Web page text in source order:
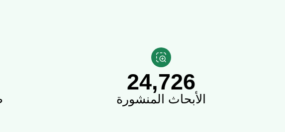
24,726
الأبحاث المنشورة
جامعة القصيم.. هي جامعة سعودية حكومية تقع في مدينة بريدة على مساحة قدرها 7.8 مليون م2، تشرف عليها وزارة التعليم السعودية.
تسعى للريادة الوطنية في التعليم والبحث والاستدامة، وللشراكة الفاعلة وطنيًا وعالميًا.
وتقدم خدمات تعليمية ومهنية وبحثية واستشارية معززة للتنمية الوطنية وروح
الرؤية والرسالة والقيم